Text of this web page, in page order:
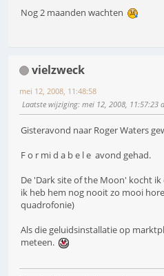
Nog 2 maanden wachten
vielzweck
mei 12, 2008, 11:48:58
Laatste wijziging: mei 12, 2008, 11:57:23
Gisteravond naar Roger Waters
F o r mi d a b e l e avond gehad.
De 'Dark site of the Moon' kocht
ik heb hem nog nooit zo mooi
quadrofonie)
Als die geluidsinstallatie op
meteen.